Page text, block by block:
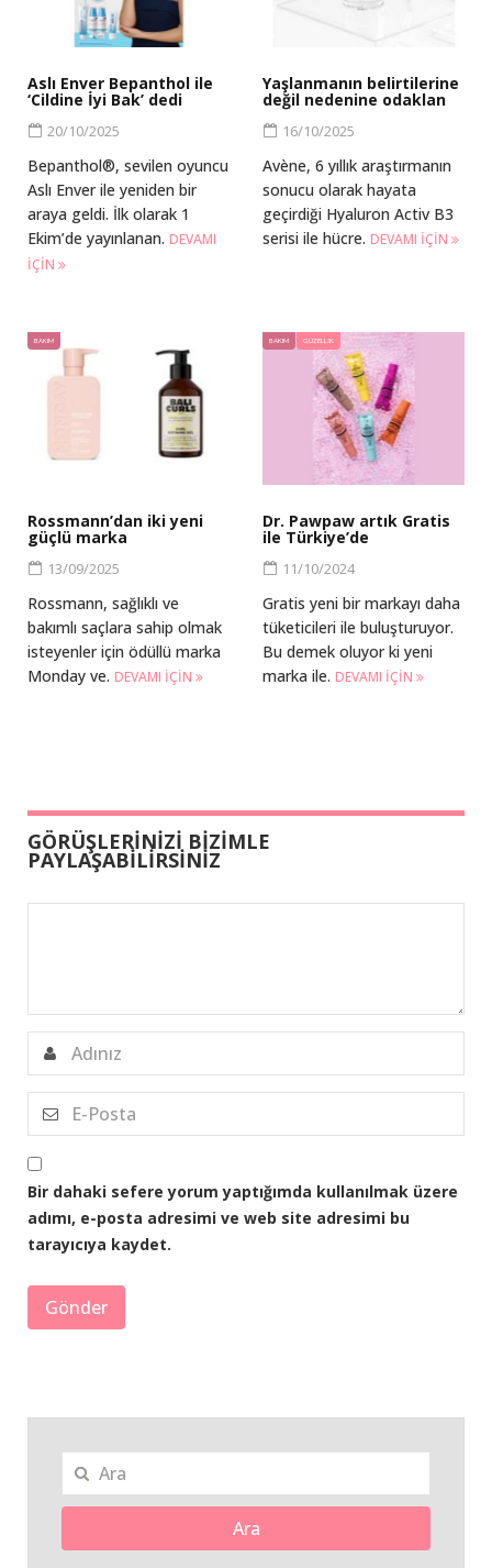
Aslı Enver Bepanthol ile
‘Cildine İyi Bak’ dedi
20/10/2025
Bepanthol®, sevilen oyuncu
Aslı Enver ile yeniden bir
araya geldi. İlk olarak 1
Ekim’de yayınlanan. DEVAMI
IÇIN
Yaşlanmanın belirtilerine
değil nedenine odaklan
16/10/2025
Avène, 6 yıllık araştırmanın
sonucu olarak hayata
geçirdiği Hyaluron Activ B3
serisi ile hücre. DEVAMI IÇIN
BAKIM
Rossmann’dan iki yeni
güçlü marka
13/09/2025
Rossmann, sağlıklı ve
bakımlı saçlara sahip olmak
isteyenler için ödüllü marka
Monday ve. DEVAMI IÇIN
BAKIM GÜZELLIK
Dr. Pawpaw artık Gratis
ile Türkiye’de
11/10/2024
Gratis yeni bir markayı daha
tüketicileri ile buluşturuyor.
Bu demek oluyor ki yeni
marka ile. DEVAMI IÇIN
GÖRÜŞLERİNİZİ BİZİMLE
PAYLAŞABİLİRSİNİZ
Bir dahaki sefere yorum yaptığımda kullanılmak üzere
adımı, e-posta adresimi ve web site adresimi bu
tarayıcıya kaydet.
Ara